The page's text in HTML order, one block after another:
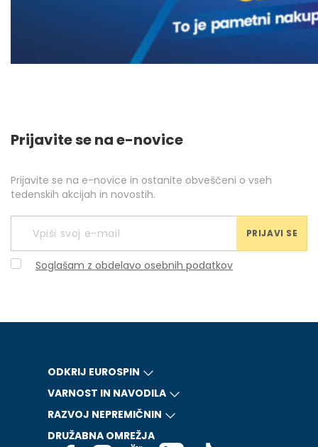
Prijavite se na e-novice
Prijavite se na e-novice in ostanite obveščeni o vseh
tedenskih akcijah in novostih.
PRIJAVI SE
Soglašam z obdelavo osebnih podatkov
ODKRIJ EUROSPIN
VARNOST IN NAVODILA
RAZVOJ NEPREMIČNIN
DRUŽABNA OMREŽJA